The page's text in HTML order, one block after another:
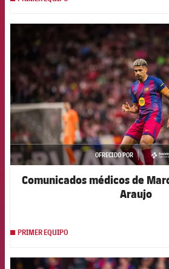
FCB
OFRECIDO POR
asistencia
Comunicados médicos de
Araujo
PRIMER EQUIPO
FCB